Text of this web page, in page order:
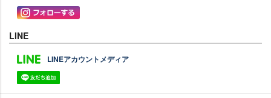
LINE
LINEアカウントメディア